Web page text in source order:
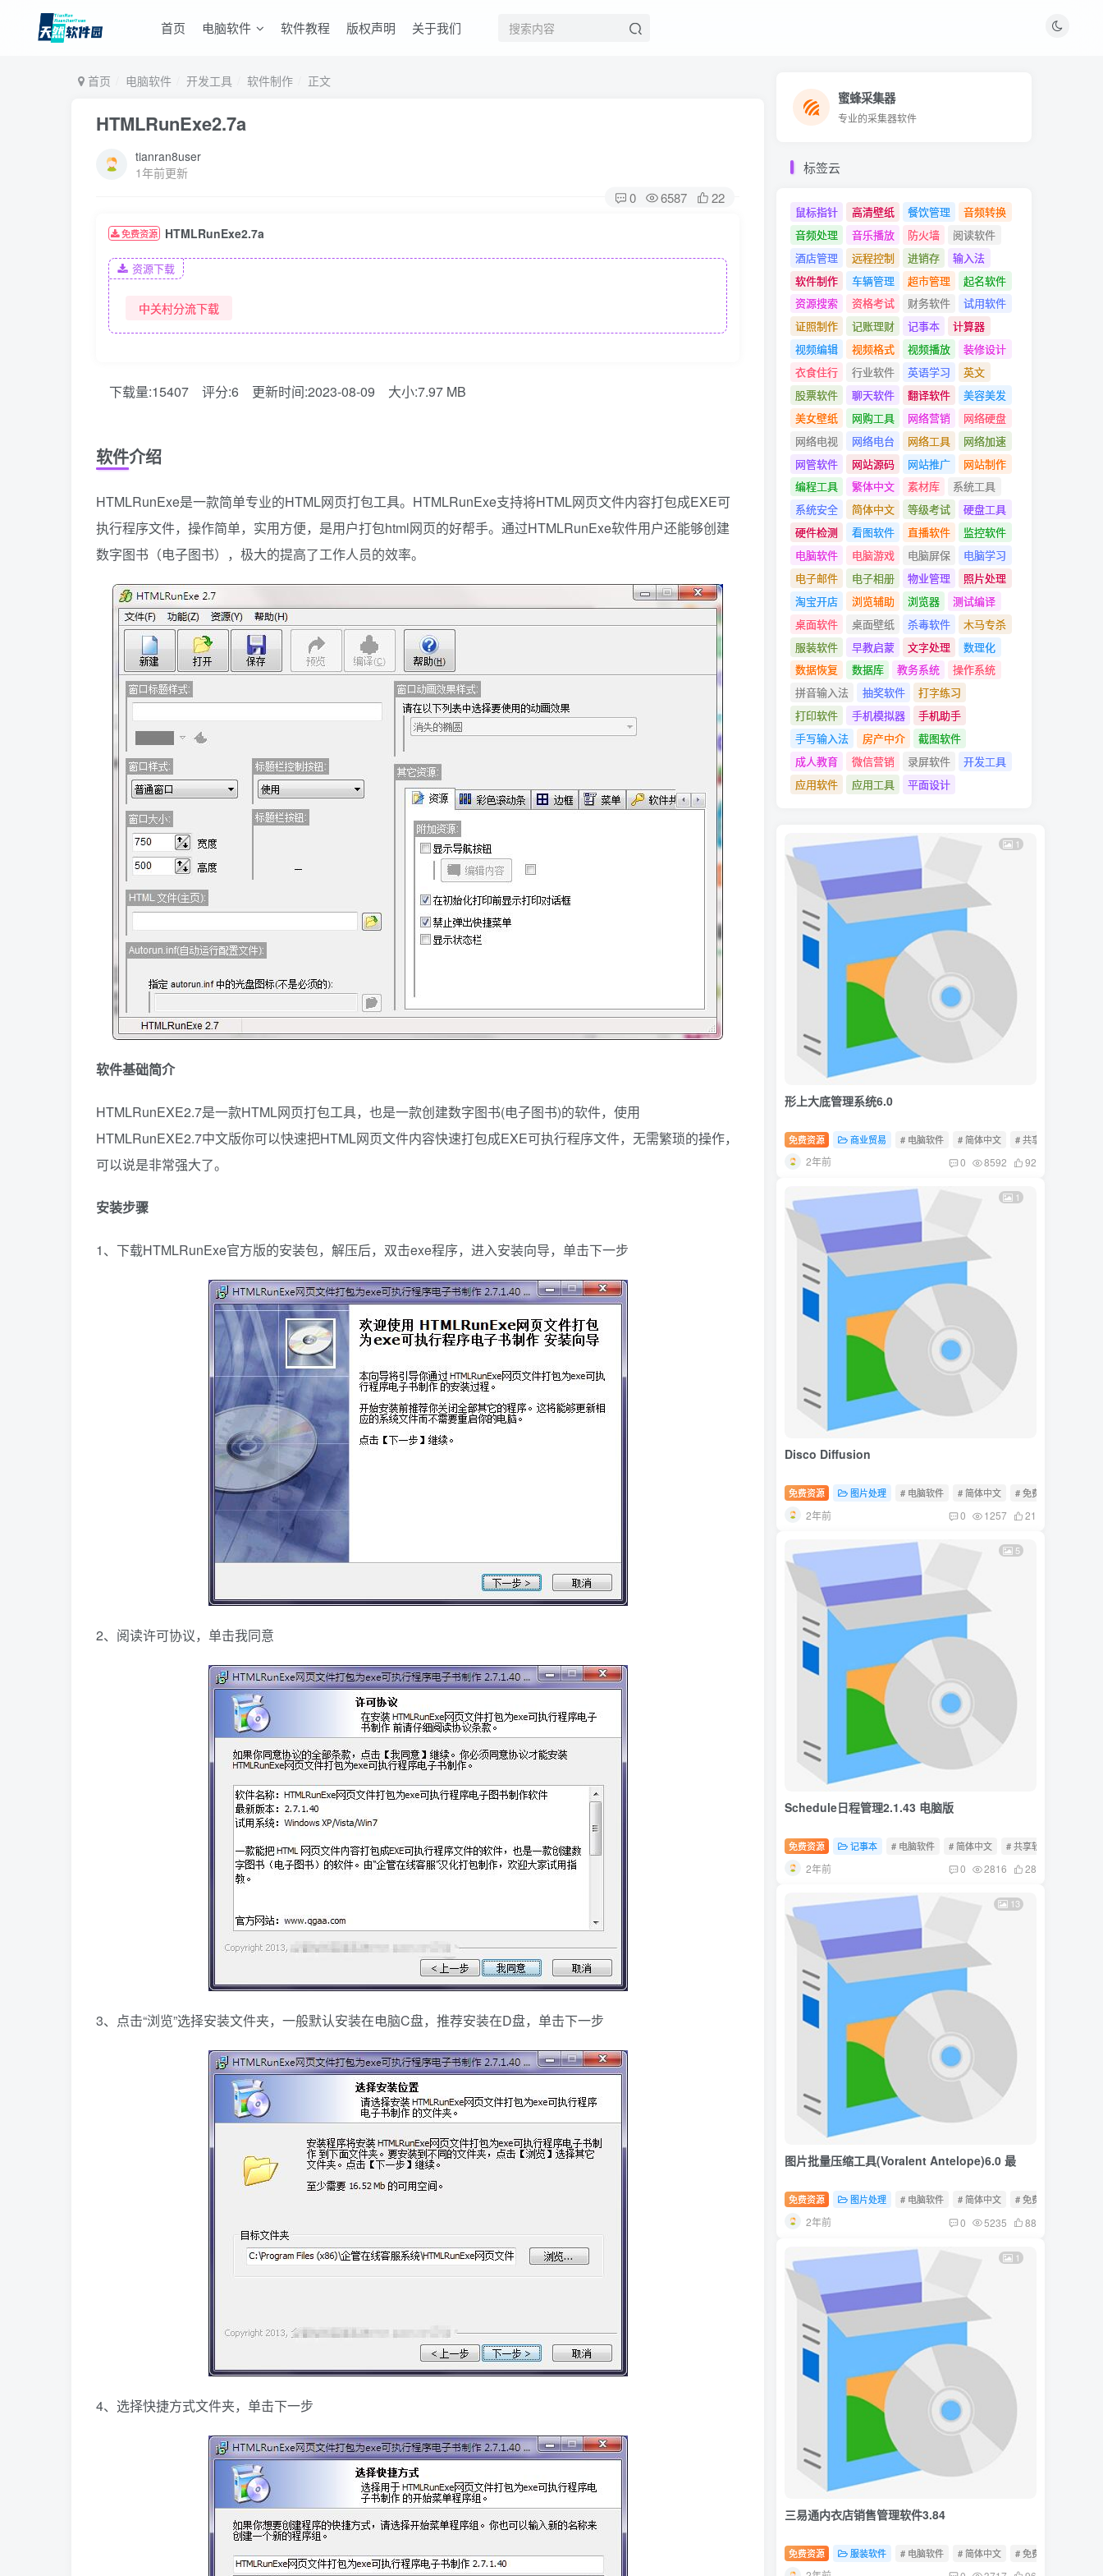
首页 电脑软件 软件教程 版权声明 关于我们
首页 电脑软件 开发工具 软件制作 正文
HTMLRunExe2.7a
tianran8user
1年前更新
0 6587 22
免费资源 HTMLRunExe2.7a
资源下载
中关村分流下载
下载量:15407 评分:6 更新时间:2023-08-09 大小:7.97 MB
软件介绍
HTMLRunExe是一款简单专业的HTML网页打包工具。HTMLRunExe支持将HTML网页文件内容打包成EXE可
执行程序文件，操作简单，实用方便，是用户打包html网页的好帮手。通过HTMLRunExe软件用户还能够创建
数字图书（电子图书），极大的提高了工作人员的效率。
软件基础简介
HTMLRunEXE2.7是一款HTML网页打包工具，也是一款创建数字图书(电子图书)的软件，使用
HTMLRunEXE2.7中文版你可以快速把HTML网页文件内容快速打包成EXE可执行程序文件，无需繁琐的操作，
可以说是非常强大了。
安装步骤
1、下载HTMLRunExe官方版的安装包，解压后，双击exe程序，进入安装向导，单击下一步
2、阅读许可协议，单击我同意
3、点击“浏览”选择安装文件夹，一般默认安装在电脑C盘，推荐安装在D盘，单击下一步
4、选择快捷方式文件夹，单击下一步
蜜蜂采集器
专业的采集器软件
蜜蜂采集器
专业的采集器软件
标签云
鼠标指针 高清壁纸 餐饮管理
音频转换
音频处理
音乐播放 防火墙
阅读软件
酒店管理
远程控制 进销存
输入法
软件制作
车辆管理 超市管理
起名软件
资源搜索
资格考试 财务软件
试用软件
证照制作
记账理财 记事本
计算器
视频编辑
视频格式 视频播放
装修设计
衣食住行
行业软件 英语学习
英文
股票软件
聊天软件 翻译软件
美容美发
美女壁纸
网购工具 网络营销
网络硬盘
网络电视
网络电台 网络工具
网络加速
网管软件
网站源码 网站推广
网站制作
编程工具
繁体中文 素材库
系统工具
系统安全
简体中文 等级考试
硬盘工具
硬件检测
看图软件 直播软件
监控软件
电脑软件
电脑游戏 电脑屏保
电脑学习
电子邮件
电子相册 物业管理
照片处理
淘宝开店
浏览辅助 浏览器
测试编译
桌面软件
桌面壁纸 杀毒软件
木马专杀
服装软件
早教启蒙 文字处理
数理化
数据恢复
数据库 教务系统
操作系统
拼音输入法
抽奖软件
打字练习
打印软件
手机模拟器
手机助手
手写输入法
房产中介
截图软件
成人教育
微信营销 录屏软件
开发工具
应用软件
应用工具 平面设计
1
形上大底管理系统6.0
免费资源 商业贸易 # 电脑软件 # 简体中文 # 共享软件
2年前 0 8592 92
1
Disco Diffusion
免费资源 图片处理 # 电脑软件 # 简体中文 # 免费软件
2年前 0 1257 21
5
Schedule日程管理2.1.43 电脑版
免费资源 记事本 # 电脑软件 # 简体中文 # 共享软件
2年前 0 2816 28
13
图片批量压缩工具(Voralent Antelope)6.0 最
免费资源 图片处理 # 电脑软件 # 简体中文 # 免费软件
2年前 0 5235 88
1
三易通内衣店销售管理软件3.84
免费资源 服装软件 # 电脑软件 # 简体中文 # 免费软件